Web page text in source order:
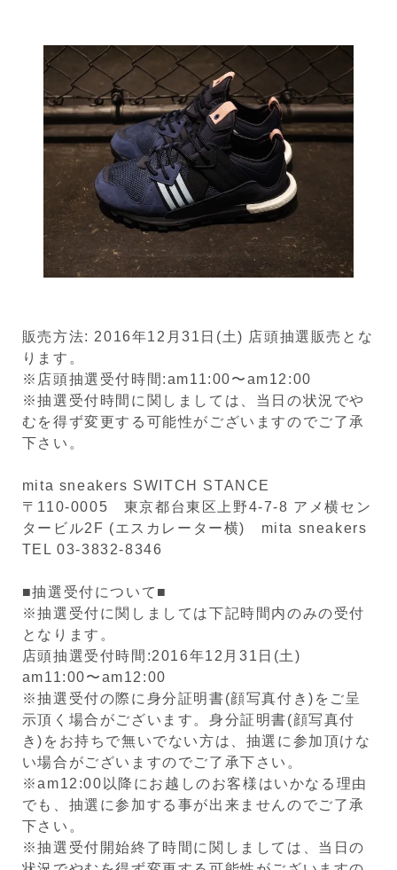
販売方法: 2016年12月31日(土) 店頭抽選販売とな
ります。
※店頭抽選受付時間:am11:00〜am12:00
※抽選受付時間に関しましては、当日の状況でや
むを得ず変更する可能性がございますのでご了承
下さい。
mita sneakers SWITCH STANCE
〒110-0005 東京都台東区上野4-7-8 アメ横セン
タービル2F (エスカレーター横) mita sneakers
TEL 03-3832-8346
■抽選受付について■
※抽選受付に関しましては下記時間内のみの受付
となります。
店頭抽選受付時間:2016年12月31日(土)
am11:00〜am12:00
※抽選受付の際に身分証明書(顔写真付き)をご呈
示頂く場合がございます。身分証明書(顔写真付
き)をお持ちで無いでない方は、抽選に参加頂けな
い場合がございますのでご了承下さい。
※am12:00以降にお越しのお客様はいかなる理由
でも、抽選に参加する事が出来ませんのでご了承
下さい。
※抽選受付開始終了時間に関しましては、当日の